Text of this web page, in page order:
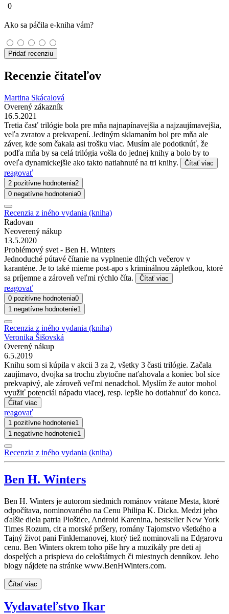
0
Ako sa páčila e-kniha vám?
Pridať recenziu
Recenzie čitateľov
Martina Skácalová
Overený zákazník
16.5.2021
Tretia časť trilógie bola pre mňa najnapínavejšia a najzaujímavejšia,
veľa zvratov a prekvapení. Jediným sklamaním bol pre mňa ale
záver, kde som čakala asi trošku viac. Musím ale podotknúť, že
podľa mňa by sa celá trilógia vošla do jednej knihy a bolo by to
oveľa dynamickejšie ako takto natiahnuté na tri knihy.
Čítať viac
reagovať
2 pozitívne hodnotenia2
0 negatívne hodnotenia0
Recenzia z iného vydania (kniha)
Radovan
Neoverený nákup
13.5.2020
Problémový svet - Ben H. Winters
Jednoduché pútavé čítanie na vyplnenie dlhých večerov v
karanténe. Je to také mierne post-apo s kriminálnou zápletkou, ktoré
sa príjemne a zároveň veľmi rýchlo číta.
Čítať viac
reagovať
0 pozitívne hodnotenia0
1 negatívne hodnotenie1
Recenzia z iného vydania (kniha)
Veronika Šišovská
Overený nákup
6.5.2019
Knihu som si kúpila v akcii 3 za 2, všetky 3 časti trilógie. Začala
zaujímavo, dvojka sa trochu zbytočne naťahovala a koniec bol síce
prekvapivý, ale zároveň veľmi nenadchol. Myslím že autor mohol
využiť potenciál nápadu viacej, resp. lepšie ho dotiahnuť do konca.
Čítať viac
reagovať
1 pozitívne hodnotenie1
1 negatívne hodnotenie1
Recenzia z iného vydania (kniha)
Ben H. Winters
Ben H. Winters je autorom siedmich románov vrátane Mesta, ktoré
odpočítava, nominovaného na Cenu Philipa K. Dicka. Medzi jeho
ďalšie diela patria Ploštice, Android Karenina, bestseller New York
Times Rozum, cit a morské príšery, romány Tajomstvo všetkého a
Tajný život pani Finklemanovej, ktorý tiež nominovali na Edgarovu
cenu. Ben Winters okrem toho píše hry a muzikály pre deti aj
dospelých a prispieva do celoštátnych či miestnych denníkov. Jeho
blogy nájdete na stránke www.BenHWinters.com.
Čítať viac
Vydavateľstvo Ikar